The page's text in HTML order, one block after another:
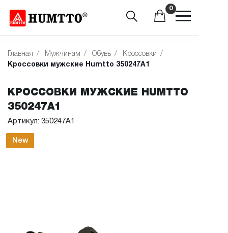
0
Главная / Мужчинам / Обувь / Кроссовки
/
Кроссовки мужские Humtto 350247A1
New
КРОССОВКИ МУЖСКИЕ HUMTTO
350247A1
Артикул: 350247A1